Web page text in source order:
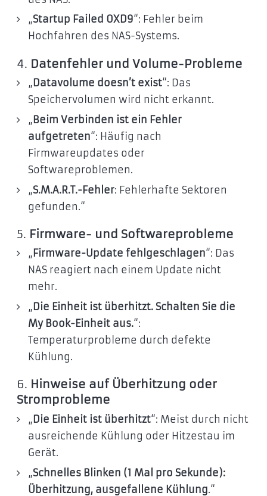
„Startup Failed 0XD9“: Fehler beim
Hochfahren des NAS-Systems.
4. Datenfehler und Volume-Probleme
„ Datavolume doesn’t exist“: Das
Speichervolumen wird nicht erkannt.
„Beim Verbinden ist ein Fehler
aufgetreten“: Häufig nach
Firmwareupdates oder
Softwareproblemen.
„S.M.A.R.T.-Fehler: Fehlerhafte Sektoren
gefunden.“
5. Firmware- und Softwareprobleme
„ Firmware-Update fehlgeschlagen“: Das
NAS reagiert nach einem Update nicht
mehr.
„ Die Einheit ist überhitzt. Schalten Sie die
My Book-Einheit aus.“:
Temperaturprobleme durch defekte
Kühlung.
6. Hinweise auf Überhitzung oder
Stromprobleme
„Die Einheit ist überhitzt“: Meist durch nicht
ausreichende Kühlung oder Hitzestau im
Gerät.
„Schnelles Blinken (1 Mal pro Sekunde):
Überhitzung, ausgefallene Kühlung.“